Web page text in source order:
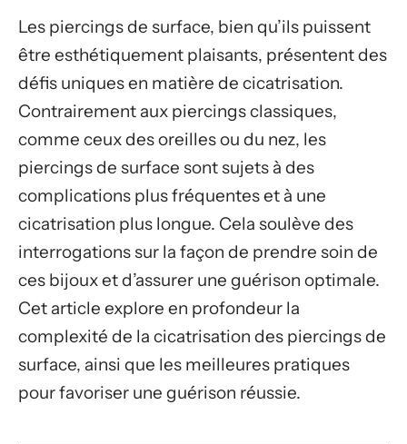
Les piercings de surface, bien qu’ils puissent
être esthétiquement plaisants, présentent des
défis uniques en matière de cicatrisation.
Contrairement aux piercings classiques,
comme ceux des oreilles ou du nez, les
piercings de surface sont sujets à des
complications plus fréquentes et à une
cicatrisation plus longue. Cela soulève des
interrogations sur la façon de prendre soin de
ces bijoux et d’assurer une guérison optimale.
Cet article explore en profondeur la
complexité de la cicatrisation des piercings de
surface, ainsi que les meilleures pratiques
pour favoriser une guérison réussie.